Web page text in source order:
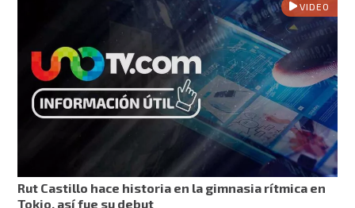
VIDEO
Rut Castillo hace historia en la gimnasia rítmica en
Tokio, así fue su debut